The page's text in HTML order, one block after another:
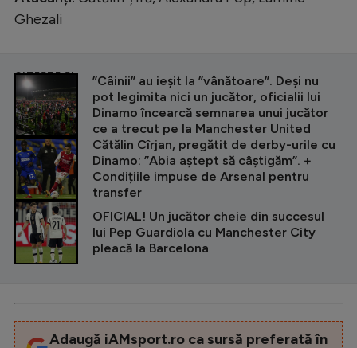
Ghezali
CITEȘTE ȘI
”Câinii” au ieșit la ”vânătoare”. Deși nu
pot legimita nici un jucător, oficialii lui
Dinamo încearcă semnarea unui jucător
ce a trecut pe la Manchester United
Cătălin Cîrjan, pregătit de derby-urile cu
Dinamo: ”Abia aștept să câștigăm”. +
Condițiile impuse de Arsenal pentru
transfer
OFICIAL! Un jucător cheie din succesul
lui Pep Guardiola cu Manchester City
pleacă la Barcelona
Adaugă iAMsport.ro ca sursă preferată în